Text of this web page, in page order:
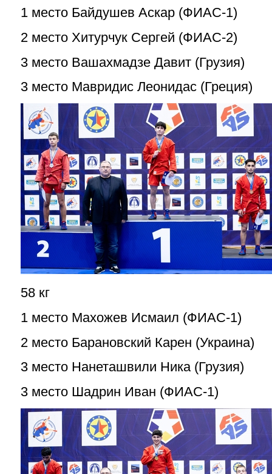
1 место Байдушев Аскар (ФИАС-1)
2 место Хитурчук Сергей (ФИАС-2)
3 место Вашахмадзе Давит (Грузия)
3 место Мавридис Леонидас (Греция)
58 кг
1 место Махожев Исмаил (ФИАС-1)
2 место Барановский Карен (Украина)
3 место Нанеташвили Ника (Грузия)
3 место Шадрин Иван (ФИАС-1)